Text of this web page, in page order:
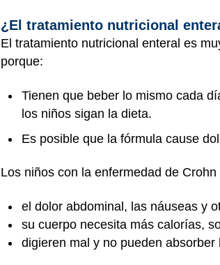
¿El tratamiento nutricional
El tratamiento nutricional enteral es
porque:
Tienen que beber lo mismo cada
los niños sigan la dieta.
Es posible que la fórmula cause
Los niños con la enfermedad de
el dolor abdominal, las náuseas y
su cuerpo necesita más calorías,
digieren mal y no pueden absorber